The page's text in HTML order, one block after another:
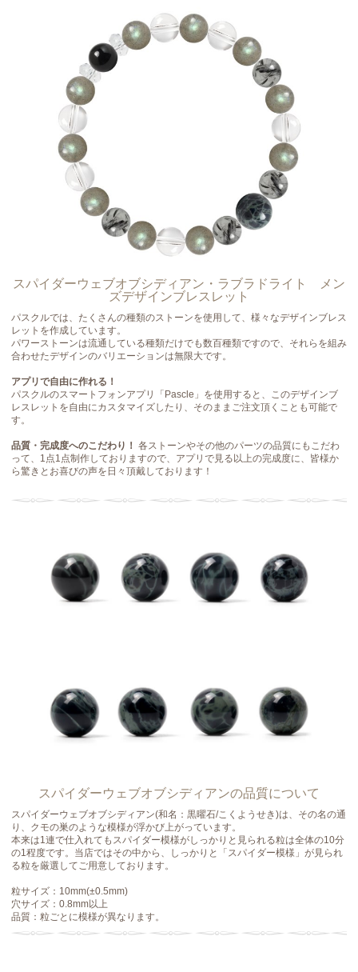
スパイダーウェブオブシディアン・ラブラドライト メン
ズデザインブレスレット
パスクルでは、たくさんの種類のストーンを使用して、様々なデザインブレス
レットを作成しています。
パワーストーンは流通している種類だけでも数百種類ですので、それらを組み
合わせたデザインのバリエーションは無限大です。
アプリで自由に作れる！
パスクルのスマートフォンアプリ「Pascle」を使用すると、このデザインブ
レスレットを自由にカスタマイズしたり、そのままご注文頂くことも可能で
す。
品質・完成度へのこだわり！ 各ストーンやその他のパーツの品質にもこだわ
って、1点1点制作しておりますので、アプリで見る以上の完成度に、皆様か
ら驚きとお喜びの声を日々頂戴しております！
スパイダーウェブオブシディアンの品質について
スパイダーウェブオブシディアン(和名：黒曜石/こくようせき)は、その名の通
り、クモの巣のような模様が浮かび上がっています。
本来は1連で仕入れてもスパイダー模様がしっかりと見られる粒は全体の10分
の1程度です。当店ではその中から、しっかりと「スパイダー模様」が見られ
る粒を厳選してご用意しております。
粒サイズ：10mm(±0.5mm)
穴サイズ：0.8mm以上
品質：粒ごとに模様が異なります。